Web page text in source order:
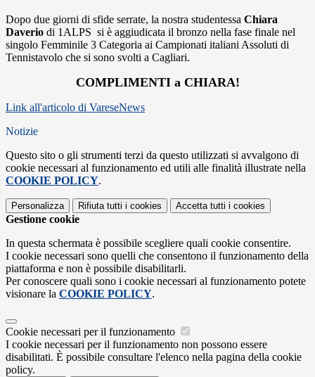
Dopo due giorni di sfide serrate, la nostra studentessa Chiara
Daverio di 1ALPS si è aggiudicata il bronzo nella fase finale nel
singolo Femminile 3 Categoria ai Campionati italiani Assoluti di
Tennistavolo che si sono svolti a Cagliari.
COMPLIMENTI a CHIARA!
Link all'articolo di VareseNews
Notizie
Questo sito o gli strumenti terzi da questo utilizzati si avvalgono di
cookie necessari al funzionamento ed utili alle finalità illustrate nella
COOKIE POLICY.
Personalizza Rifiuta tutti i cookies Accetta tutti i cookies
Gestione cookie
In questa schermata è possibile scegliere quali cookie consentire.
I cookie necessari sono quelli che consentono il funzionamento della
piattaforma e non è possibile disabilitarli.
Per conoscere quali sono i cookie necessari al funzionamento potete
visionare la COOKIE POLICY.
Cookie necessari per il funzionamento
I cookie necessari per il funzionamento non possono essere
disabilitati. È possibile consultare l'elenco nella pagina della cookie
policy.